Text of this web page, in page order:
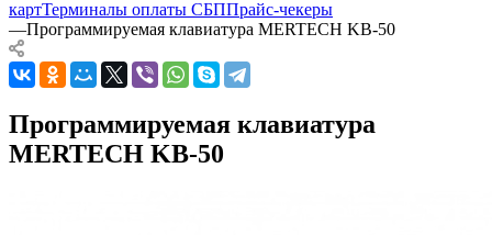
картТерминалы оплаты СБППрайс-чекеры
—Программируемая клавиатура MERTECH KB-50
Программируемая клавиатура
MERTECH KB-50